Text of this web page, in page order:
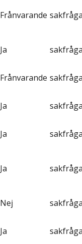
Frånvarande
Ja
Frånvarande
Ja
Ja
Ja
Nej
Ja